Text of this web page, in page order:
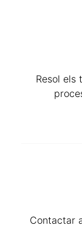
Resol els
Contactar